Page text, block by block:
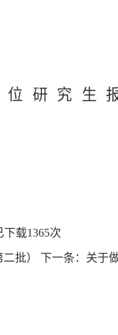
研究生
下载1365次
批） 下一条： 关于